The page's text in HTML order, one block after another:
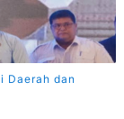
Daerah dan